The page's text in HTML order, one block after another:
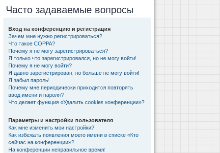
Часто задаваемые вопросы
Вход на конференцию и регистрация
Зачем мне нужно регистрироваться?
Что такое COPPA?
Почему я не могу зарегистрироваться?
Я только что зарегистрировался, но не могу войти!
Почему я не могу войти?
Я давно зарегистрирован, но больше не могу войти!
Я забыл пароль!
Почему мне периодически приходится повторять
ввод имени и пароля?
Что делает функция «Удалить cookies конференции»?
Параметры и настройки пользователя
Как мне изменить мои настройки?
Как избежать появления моего имени в списке «Кто
сейчас на конференции»?
На конференции неправильное время!